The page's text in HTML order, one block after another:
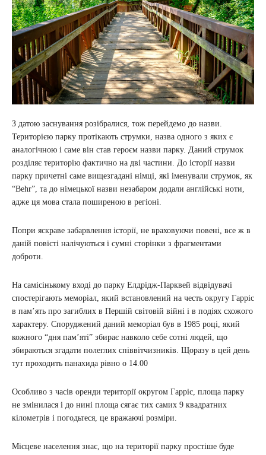
З датою заснування розібралися, тож перейдемо до назви.
Територією парку протікають струмки, назва одного з яких є
аналогічною і саме він став героєм назви парку. Даний струмок
розділяє територію фактично на дві частини. До історії назви
парку причетні саме вищезгадані німці, які іменували струмок, як
“Behr”, та до німецької назви незабаром додали англійські ноти,
адже ця мова стала поширеною в регіоні.
Попри яскраве забарвлення історії, не враховуючи повені, все ж в
даній повісті налічуються і сумні сторінки з фрагментами
доброти.
На самісінькому вході до парку Елдрідж-Парквей відвідувачі
спостерігають меморіал, який встановлений на честь округу Гарріс
в пам’ять про загиблих в Першій світовій війні і в подіях схожого
характеру. Споруджений даний меморіал був в 1985 році, який
кожного “дня пам’яті” збирає навколо себе сотні людей, що
збираються згадати полеглих співвітчизників. Щоразу в цей день
тут проходить панахида рівно о 14.00
Особливо з часів оренди території округом Гарріс, площа парку
не змінилася і до нині площа сягає тих самих 9 квадратних
кілометрів і погодьтеся, це вражаючі розміри.
Місцеве населення знає, що на території парку простіше буде